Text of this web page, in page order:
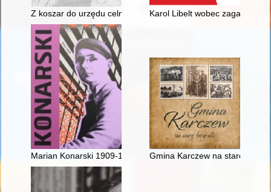
Z koszar do urzędu celnego : byli oficerowie armii carskiej w
Karol Libelt wobec
Marian Konarski 1909-1998 Gmina Karczew na starej